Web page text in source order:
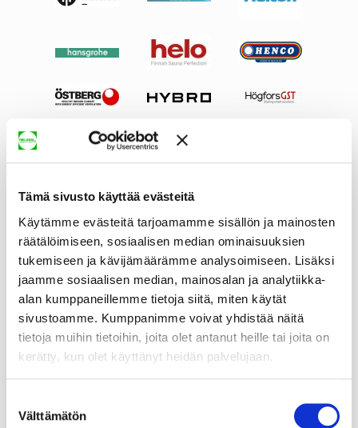
Tämä sivusto käyttää evästeitä
Käytämme evästeitä tarjoamamme sisällön ja mainosten
räätälöimiseen, sosiaalisen median ominaisuuksien
tukemiseen ja kävijämäärämme analysoimiseen. Lisäksi
jaamme sosiaalisen median, mainosalan ja analytiikka-
alan kumppaneillemme tietoja siitä, miten käytät
sivustoamme. Kumppanimme voivat yhdistää näitä
tietoja muihin tietoihin, joita olet antanut heille tai joita on
kerätty, kun olet käyttänyt heidän palvelujaan.
valinta
Välttämätön